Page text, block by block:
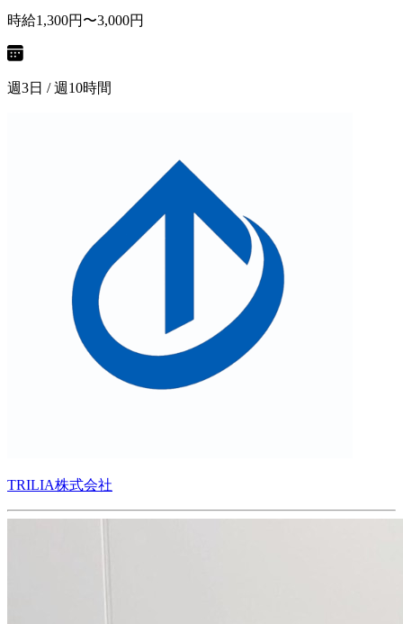
時給1,300円〜3,000円
週3日 / 週10時間
TRILIA株式会社